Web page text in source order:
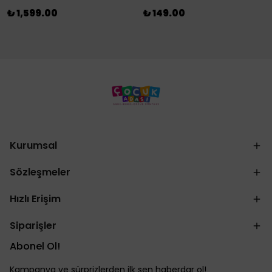
₺ 1,599.00 ₺ 149.00
Kurumsal
Sözleşmeler
Hızlı Erişim
Siparişler
Abonel Ol!
Kampanya ve sürprizlerden ilk sen haberdar ol!